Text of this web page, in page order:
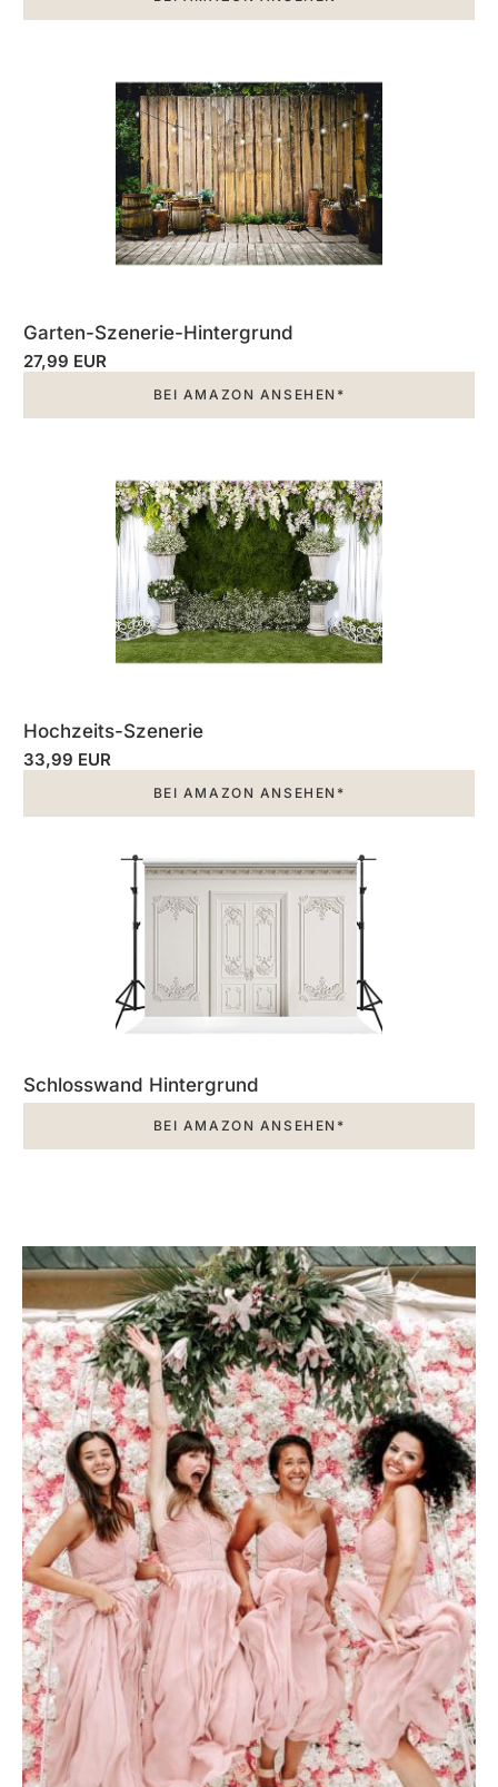
Garten-Szenerie-Hintergrund
27,99 EUR
BEI AMAZON ANSEHEN*
Hochzeits-Szenerie
33,99 EUR
BEI AMAZON ANSEHEN*
Schlosswand Hintergrund
BEI AMAZON ANSEHEN*